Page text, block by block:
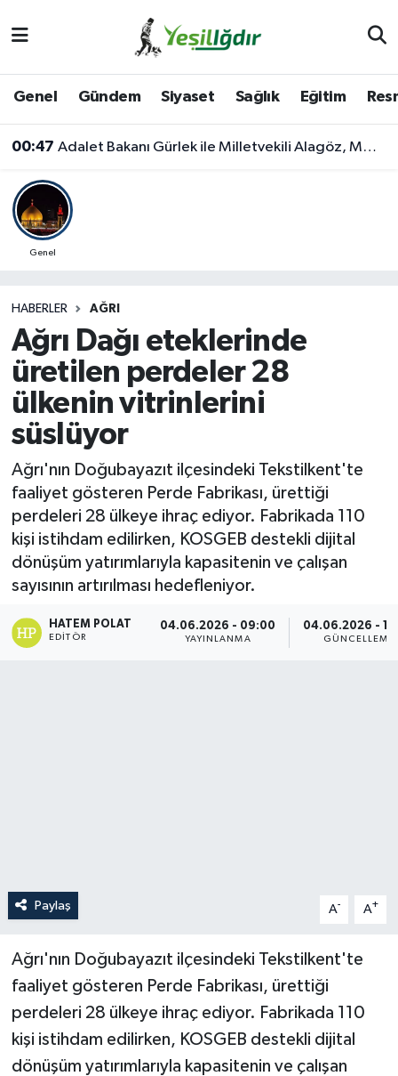
Genel Gündem Siyaset Sağlık Eğitim
00:47 Adalet Bakanı Gürlek ile Milletvekili Alagöz, MHP İl Başkanlığını Ziyaret Etti
Genel
HABERLER AĞRI
Ağrı Dağı eteklerinde
üretilen perdeler 28
ülkenin vitrinlerini
süslüyor
Ağrı'nın Doğubayazıt ilçesindeki Tekstilkent'te
faaliyet gösteren Perde Fabrikası, ürettiği
perdeleri 28 ülkeye ihraç ediyor. Fabrikada 110
kişi istihdam edilirken, KOSGEB destekli dijital
dönüşüm yatırımlarıyla kapasitenin ve çalışan
sayısının artırılması hedefleniyor.
HATEM POLAT
EDITÖR
04.06.2026 - 09:00
YAYINLANMA
04.06.2026 -
GÜNCELLEME
Paylaş A- A+
Ağrı'nın Doğubayazıt ilçesindeki Tekstilkent'te
faaliyet gösteren Perde Fabrikası, ürettiği
perdeleri 28 ülkeye ihraç ediyor. Fabrikada 110
kişi istihdam edilirken, KOSGEB destekli dijital
dönüşüm yatırımlarıyla kapasitenin ve çalışan
Iğdır Trafik Yoğunluk Haritası
Süper Lig Puan Durumu ve Fikstür
Son Dakika Haberleri
Haber Arşivi